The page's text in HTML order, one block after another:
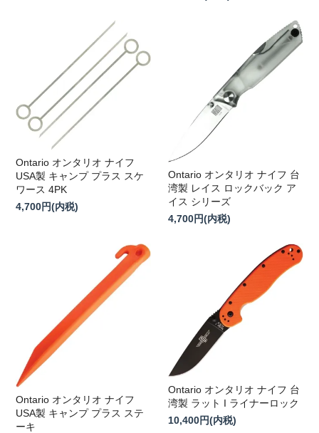
Ontario オンタリオ ナイフ
USA製 キャンプ プラス スケ
ワース 4PK
4,700円(内税)
Ontario オンタリオ ナイフ 台
湾製 レイス ロックバック ア
イス シリーズ
4,700円(内税)
Ontario オンタリオ ナイフ
USA製 キャンプ プラス ステ
ーキ
Ontario オンタリオ ナイフ 台
湾製 ラット I ライナーロック
10,400円(内税)